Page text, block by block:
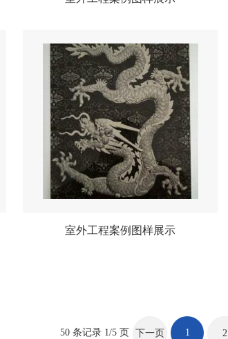
室外工程案例图样展示
50 条记录 1/5 页 下一页 1 2